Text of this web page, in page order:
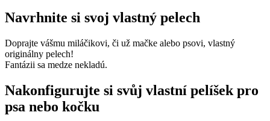
Navrhnite si svoj vlastný pelech
Doprajte vášmu miláčikovi, či už mačke alebo psovi, vlastný
originálny pelech!
Fantázii sa medze nekladú.
Nakonfigurujte si svůj vlastní pelíšek pro
psa nebo kočku